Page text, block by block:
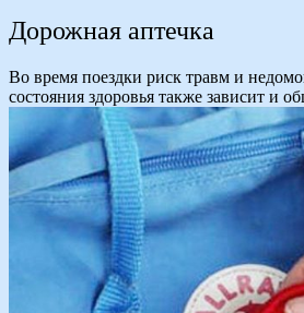
Дорожная аптечка
Во время поездки риск травм и
состояния здоровья также зависит и